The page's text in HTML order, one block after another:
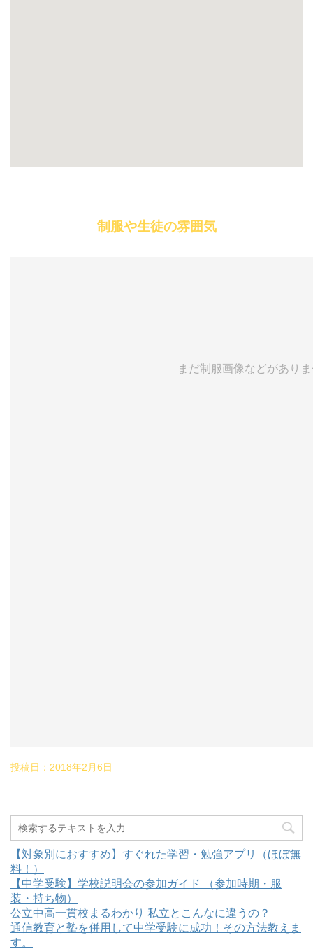
制服や生徒の雰囲気
まだ制服画像などがあり
投稿日： 2018年2月6日
【対象別におすすめ】すぐれた学習・勉強アプリ（ほぼ無
料！）
【中学受験】学校説明会の参加ガイド （参加時期・服
装・持ち物）
公立中高一貫校まるわかり 私立とこんなに違うの？
通信教育と塾を併用して中学受験に成功！その方法教えま
す。